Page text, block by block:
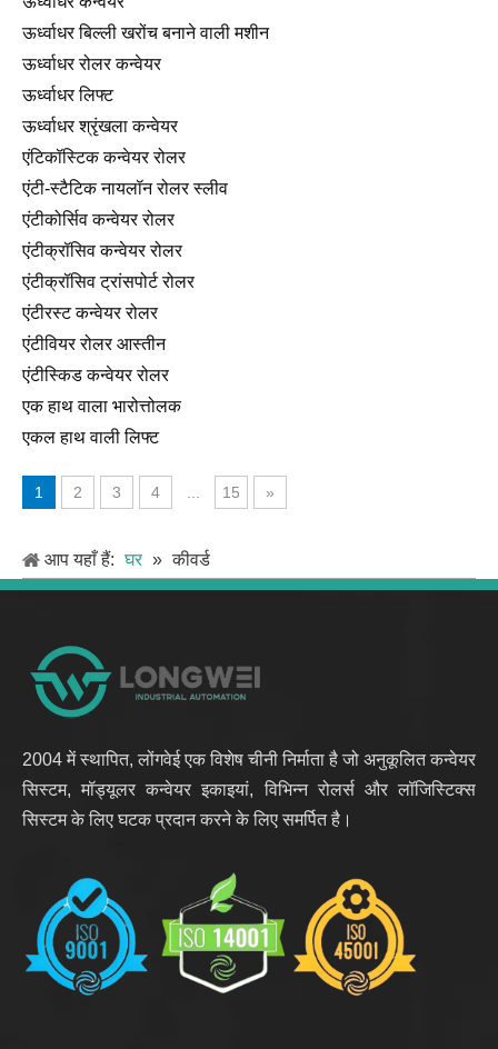
ऊर्ध्वाधर बिल्ली खरोंच बनाने वाली मशीन
ऊर्ध्वाधर रोलर कन्वेयर
ऊर्ध्वाधर लिफ्ट
ऊर्ध्वाधर श्रृंखला कन्वेयर
एंटिकॉस्टिक कन्वेयर रोलर
एंटी-स्टैटिक नायलॉन रोलर स्लीव
एंटीकोर्सिव कन्वेयर रोलर
एंटीक्रॉसिव कन्वेयर रोलर
एंटीक्रॉसिव ट्रांसपोर्ट रोलर
एंटीरस्ट कन्वेयर रोलर
एंटीवियर रोलर आस्तीन
एंटीस्किड कन्वेयर रोलर
एक हाथ वाला भारोत्तोलक
एकल हाथ वाली लिफ्ट
1 2 3 4 15 »
आप यहाँ हैं: घर » कीवर्ड
2004 में स्थापित, लोंगवेई एक विशेष चीनी निर्माता है जो अनुकूलित कन्वेयर
सिस्टम, मॉड्यूलर कन्वेयर इकाइयां, विभिन्न रोलर्स और लॉजिस्टिक्स
सिस्टम के लिए घटक प्रदान करने के लिए समर्पित है।